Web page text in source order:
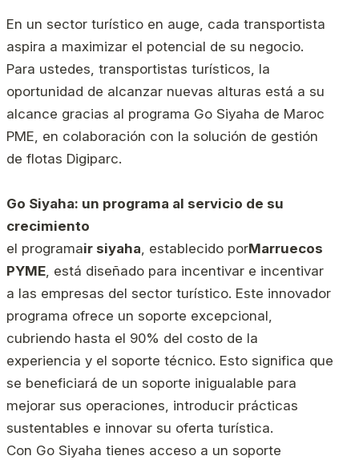
En un sector turístico en auge, cada transportista
aspira a maximizar el potencial de su negocio.
Para ustedes, transportistas turísticos, la
oportunidad de alcanzar nuevas alturas está a su
alcance gracias al programa Go Siyaha de Maroc
PME, en colaboración con la solución de gestión
de flotas Digiparc.
Go Siyaha: un programa al servicio de su
crecimiento
el programair siyaha, establecido porMarruecos
PYME, está diseñado para incentivar e incentivar
a las empresas del sector turístico. Este innovador
programa ofrece un soporte excepcional,
cubriendo hasta el 90% del costo de la
experiencia y el soporte técnico. Esto significa que
se beneficiará de un soporte inigualable para
mejorar sus operaciones, introducir prácticas
sustentables e innovar su oferta turística.
Con Go Siyaha tienes acceso a un soporte